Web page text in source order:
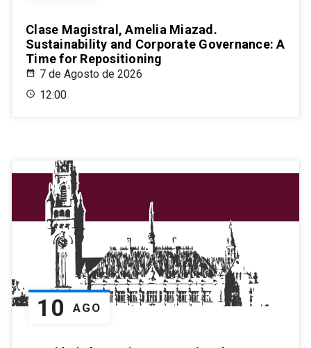
Clase Magistral, Amelia Miazad.
Sustainability and Corporate Governance: A
Time for Repositioning
7 de Agosto de 2026
12:00
10 AGO